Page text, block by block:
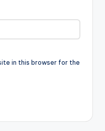
in this browser for the